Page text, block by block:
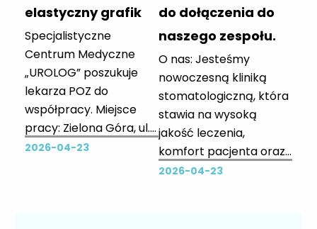
zabezpieczenia
społecznego....
elastyczny grafik
Specjalistyczne
Centrum Medyczne
„UROLOG” poszukuje
lekarza POZ do
współpracy. Miejsce
pracy: Zielona Góra, ul.
Anieli Krzywoń 2
2026-04-23
do dołączenia do
naszego zespołu.
O nas: Jesteśmy
nowoczesną kliniką
stomatologiczną, która
stawia na wysoką
jakość leczenia,
komfort pacjenta oraz
pracę na
2026-04-23